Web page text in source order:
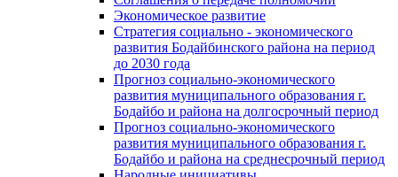
Экономическое развитие
Стратегия социально - экономического
развития Бодайбинского района на период
до 2030 года
Прогноз социально-экономического
развития муниципального образования г.
Бодайбо и района на долгосрочный период
Прогноз социально-экономического
развития муниципального образования г.
Бодайбо и района на среднесрочный период